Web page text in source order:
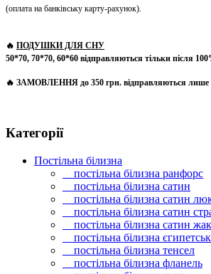
(оплата на банківську карту-рахунок)
🔥 ПОДУШКИ ДЛЯ СНУ
50*70, 70*70, 60*60 відправляються тільки після
🔥 ЗАМОВЛЕННЯ до 350 грн. відправляються лише
Категорії
Постільна білизна
постільна білизна ранфорс
постільна білизна сатин
постільна білизна сатин
постільна білизна сатин
постільна білизна сатин
постільна білизна
постільна білизна тенсел
постільна білизна фланель